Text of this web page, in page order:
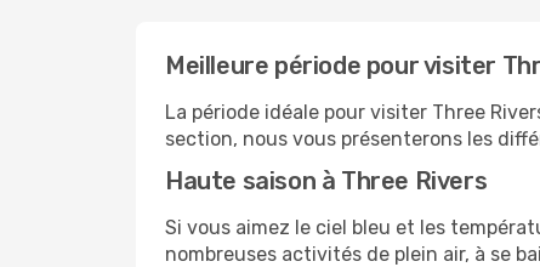
Meilleure période pour visiter
La période idéale pour visiter Three
section, nous vous présenterons les
Haute saison à Three Rivers
Si vous aimez le ciel bleu et les
nombreuses activités de plein air, à se